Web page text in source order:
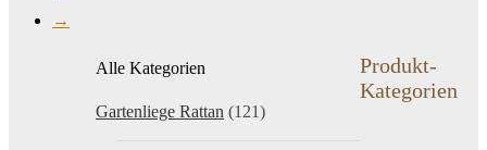
→
Alle Kategorien
Gartenliege Rattan (121)
Produkt-
Kategorien